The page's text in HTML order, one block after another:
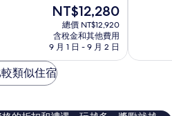
現
價
格
為
NT$12,280
NT$12,280
總價 NT$12,920
含稅金和其他費用
9 月 1 日 - 9 月 2 日
棒
評
較類似住宿